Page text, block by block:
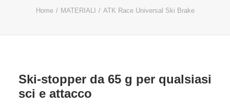
Home MATERIALI ATK Race Universal Ski Brake
Ski-stopper da 65 g per qualsiasi
sci e attacco